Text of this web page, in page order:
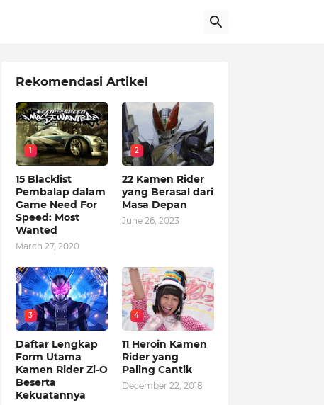
Rekomendasi Artikel
1
15 Blacklist
Pembalap dalam
Game Need For
Speed: Most
Wanted
March 27, 2020
2
22 Kamen Rider
yang Berasal dari
Masa Depan
June 26, 2023
3
Daftar Lengkap
Form Utama
Kamen Rider Zi-O
Beserta
Kekuatannya
4
11 Heroin Kamen
Rider yang
Paling Cantik
December 22, 2018